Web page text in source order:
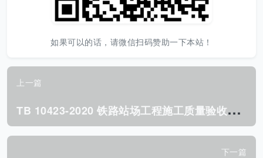
如果可以的话，请微信扫码赞助一下本站！
上一篇
T
B 10423-2020 铁路站场工程施工质量验收标准.pdf
下一篇